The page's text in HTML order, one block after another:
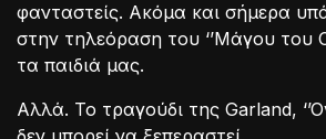
φανταστείς. Ακόμα και σήμερα
στην τηλεόραση του ‘’Μάγου του
τα παιδιά μας.
Αλλά. Το τραγούδι της Garland,